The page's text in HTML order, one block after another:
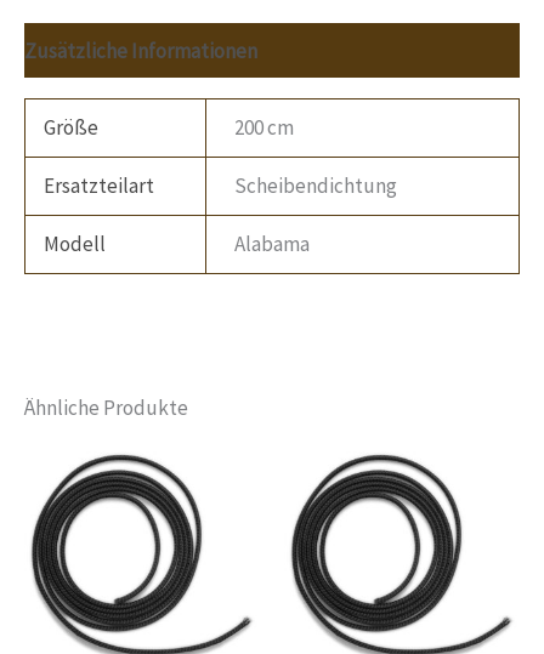
Zusätzliche Informationen
Größe 200 cm
Ersatzteilart Scheibendichtung
Modell Alabama
Ähnliche Produkte